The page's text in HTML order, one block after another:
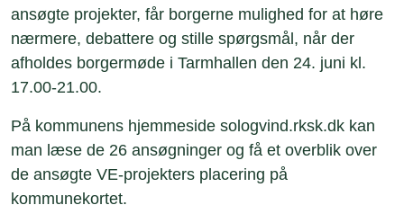
ansøgte projekter, får borgerne mulighed for at høre
nærmere, debattere og stille spørgsmål, når der
afholdes borgermøde i Tarmhallen den 24. juni kl.
17.00-21.00.
På kommunens hjemmeside sologvind.rksk.dk kan
man læse de 26 ansøgninger og få et overblik over
de ansøgte VE-projekters placering på
kommunekortet.